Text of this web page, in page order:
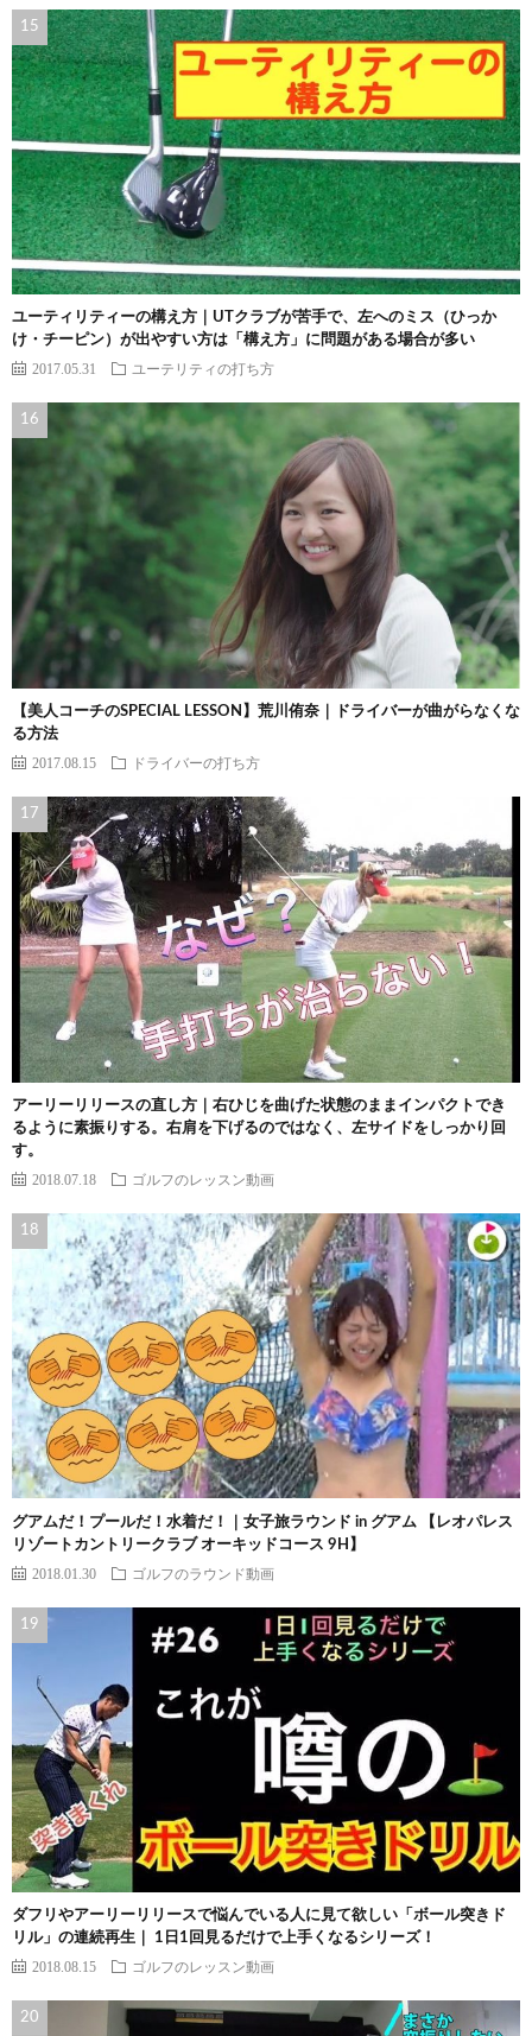
ユーティリティーの構え方｜UTクラブが苦手で、左へのミス（ひっか
け・チーピン）が出やすい方は「構え方」に問題がある場合が多い
2017.05.31 ユーテリティの打ち方
【美人コーチのSPECIAL LESSON】荒川侑奈｜ドライバーが曲がらなくな
る方法
2017.08.15 ドライバーの打ち方
アーリーリリースの直し方｜右ひじを曲げた状態のままインパクトでき
るように素振りする。右肩を下げるのではなく、左サイドをしっかり回
す。
2018.07.18 ゴルフのレッスン動画
グアムだ！プールだ！水着だ！｜女子旅ラウンド in グアム 【レオパレス
リゾートカントリークラブ オーキッドコース 9H】
2018.01.30 ゴルフのラウンド動画
ダフリやアーリーリリースで悩んでいる人に見て欲しい「ボール突きド
リル」の連続再生｜ 1日1回見るだけで上手くなるシリーズ！
2018.08.15 ゴルフのレッスン動画